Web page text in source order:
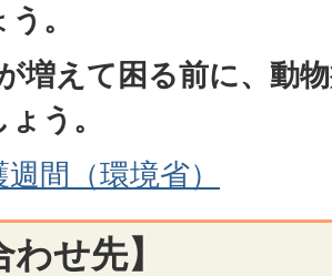
。
増えて困る前に、動
う。
間（環境省）
わせ先】